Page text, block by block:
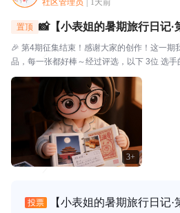
社区管理员 1天前
3+
置顶 📸【小表姐的暑期旅行日记·
🎉 第4期征集结束！感谢大家的创作！这一期
品，每一张都好棒～经过评选，以下 3位 选
票！🗳️ 入选作品🔴作品编号.01：【故宫月色·
词/思路：小表姐穿着家居装，坐在在家中的书...
投票 【小表姐的暑期旅行日记·